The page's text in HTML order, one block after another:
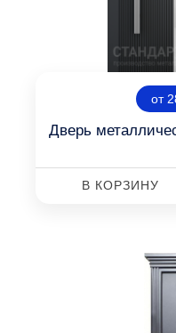
от
Дверь
В КОРЗИНУ